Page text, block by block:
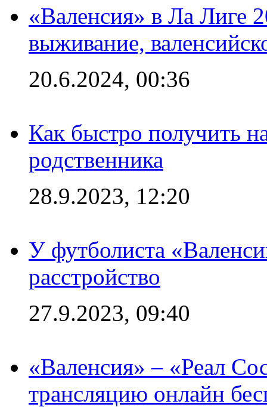
«Валенсия» в Ла Лиге
выживание,
20.6.2024, 00:36
Как быстро получить
родственника
28.9.2023, 12:20
У футболиста
расстройство
27.9.2023, 09:40
«Валенсия» – «Реал
трансляцию онлайн